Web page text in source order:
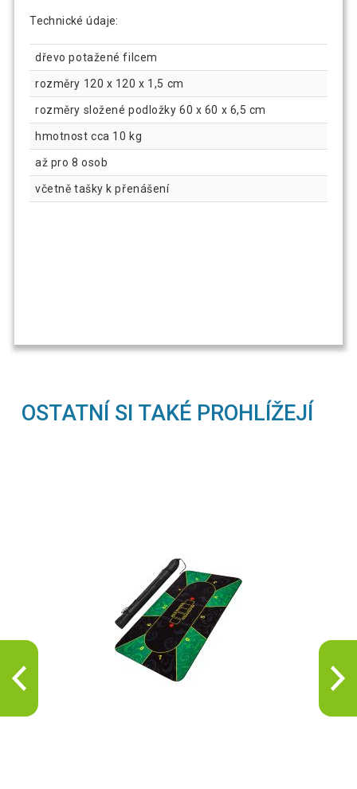
Technické údaje:
dřevo potažené filcem
rozměry 120 x 120 x 1,5 cm
rozměry složené podložky 60 x 60 x 6,5 cm
hmotnost cca 10 kg
až pro 8 osob
včetně tašky k přenášení
OSTATNÍ SI TAKÉ PROHLÍŽEJÍ